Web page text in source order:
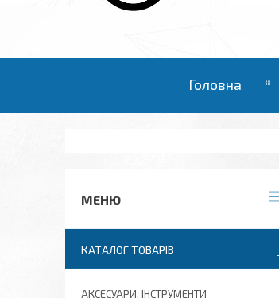
Головна
КАТАЛОГ ТОВАРІВ
АКСЕСУАРИ, ІНСТРУМЕНТИ